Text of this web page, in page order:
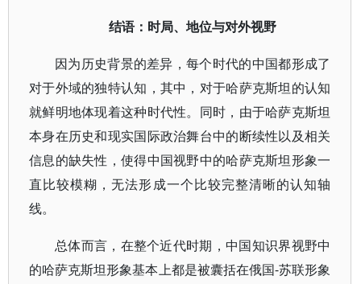
结语：时局、地位与对外视野
因为历史背景的差异，每个时代的中国都形成了
对于外域的独特认知，其中，对于哈萨克斯坦的认知
就鲜明地体现着这种时代性。同时，由于哈萨克斯坦
本身在历史和现实国际政治舞台中的断续性以及相关
信息的缺失性，使得中国视野中的哈萨克斯坦形象一
直比较模糊，无法形成一个比较完整清晰的认知轴
线。
总体而言，在整个近代时期，中国知识界视野中
的哈萨克斯坦形象基本上都是被囊括在俄国-苏联形象